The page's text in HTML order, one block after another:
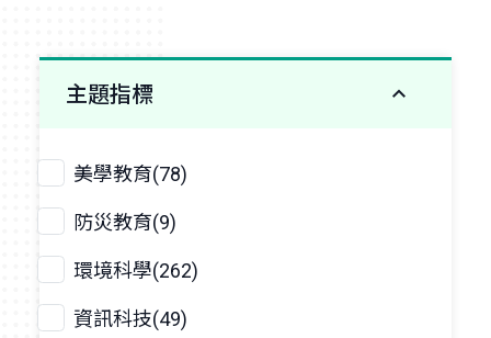
主題指標
美學教育(78)
防災教育(9)
環境科學(262)
資訊科技(49)